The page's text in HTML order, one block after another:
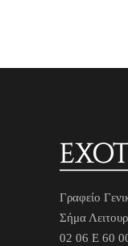
Γραφείο
Σήμα
02 06 Ε 60